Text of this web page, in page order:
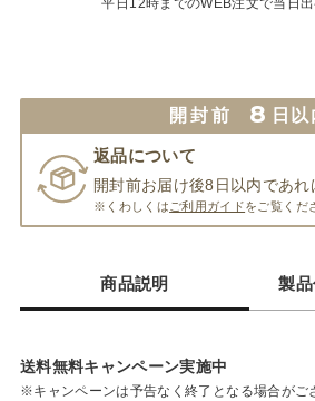
開封前 8 日以
返品について
開封前お届け後8日以内であれ
※くわしくは ご利用ガイドをご覧くだ
商品説明 製
送料無料キャンペーン実施中
※キャンペーンは予告なく終了となる場合がご